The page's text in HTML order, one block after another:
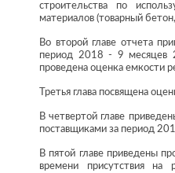
строительства по
материалов (товарный
Во второй главе отчета
период 2018 - 9 месяцев
проведена оценка емкости
Третья глава посвящена
В четвертой главе
поставщиками за период
В пятой главе приведены
времени присутствия на